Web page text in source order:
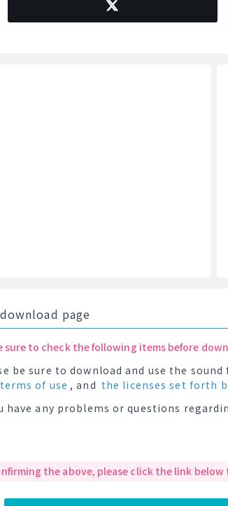
page
sure to check the following items before
be sure to download and use the
of use , and the licenses set forth
have any problems or questions
the above, please click the link